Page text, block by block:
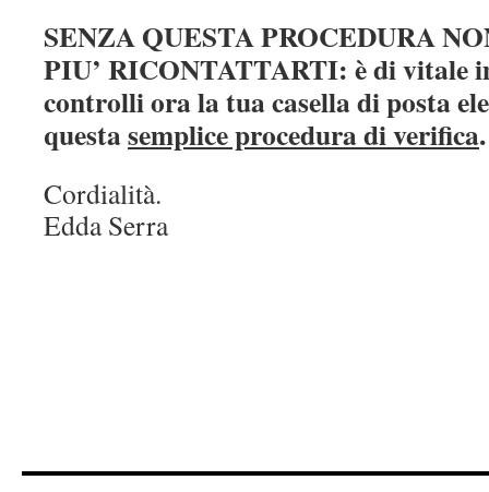
SENZA QUESTA PROCEDURA
PIU’ RICONTATTARTI: è di vitale
controlli ora la tua casella di posta
questasemplice procedura di verifica.
Cordialità.
Edda Serra